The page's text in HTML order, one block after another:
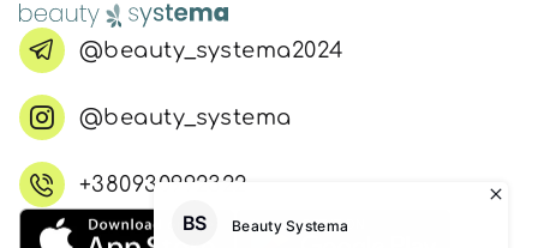
@beauty_systema2024
@beauty_systema
+380930992322